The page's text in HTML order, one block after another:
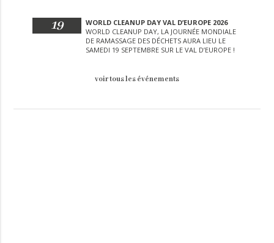
19
WORLD CLEANUP DAY VAL D’EUROPE 2026
WORLD CLEANUP DAY, LA JOURNÉE MONDIALE
DE RAMASSAGE DES DÉCHETS AURA LIEU LE
SAMEDI 19 SEPTEMBRE SUR LE VAL D’EUROPE !
voir tous les événements